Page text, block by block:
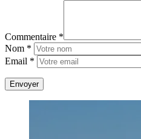
Commentaire *
Nom *
Email *